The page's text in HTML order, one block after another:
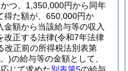
つ、1,350,000円から同年
得た額が、650,000円か
金額から当該給与等の収入
改正する法律(令和7年法律
改正前の所得税法別表第
)の給与等の金額として、